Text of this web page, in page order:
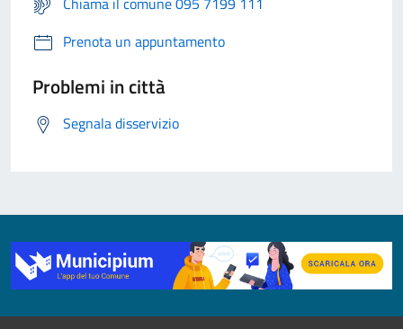
Prenota un appuntamento
Problemi in città
Segnala disservizio